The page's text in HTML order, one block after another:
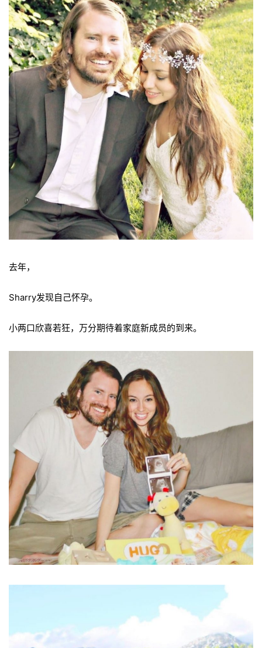
去年，
Sharry发现自己怀孕。
小两口欣喜若狂，万分期待着家庭新成员的到来。